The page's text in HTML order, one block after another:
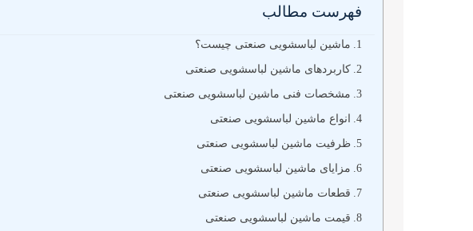
فهرست مطالب
ماشین لباسشویی صنعتی چیست؟
کاربردهای ماشین لباسشویی صنعتی
مشخصات فنی ماشین لباسشویی صنعتی
انواع ماشین لباسشویی صنعتی
ظرفیت ماشین لباسشویی صنعتی
مزایای ماشین لباسشویی صنعتی
قطعات ماشین­ لباسشویی صنعتی
قیمت ماشین لباسشویی صنعتی